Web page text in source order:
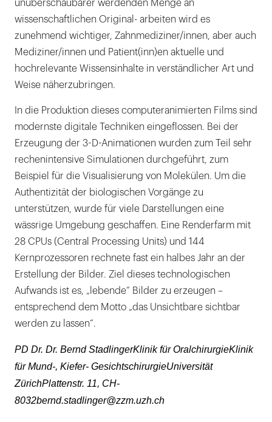
unüberschaubarer werdenden Menge an
wissenschaftlichen Original- arbeiten wird es
zunehmend wichtiger, Zahnmediziner/innen, aber auch
Mediziner/innen und Patient(inn)en aktuelle und
hochrelevante Wissensinhalte in verständlicher Art und
Weise näherzubringen.
In die Produktion dieses computeranimierten Films sind
modernste digitale Techniken eingeflossen. Bei der
Erzeugung der 3-D-Animationen wurden zum Teil sehr
rechenintensive Simulationen durchgeführt, zum
Beispiel für die Visualisierung von Molekülen. Um die
Authentizität der biologischen Vorgänge zu
unterstützen, wurde für viele Darstellungen eine
wässrige Umgebung geschaffen. Eine Renderfarm mit
28 CPUs (Central Processing Units) und 144
Kernprozessoren rechnete fast ein halbes Jahr an der
Erstellung der Bilder. Ziel dieses technologischen
Aufwands ist es, „lebende“ Bilder zu erzeugen –
entsprechend dem Motto „das Unsichtbare sichtbar
werden zu lassen“.
PD Dr. Dr. Bernd StadlingerKlinik für OralchirurgieKlinik
für Mund-, Kiefer- GesichtschirurgieUniversität
ZürichPlattenstr. 11, CH-
8032bernd.stadlinger@zzm.uzh.ch